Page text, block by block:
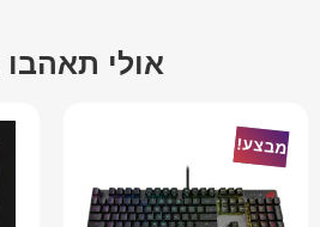
אולי
מבצע!